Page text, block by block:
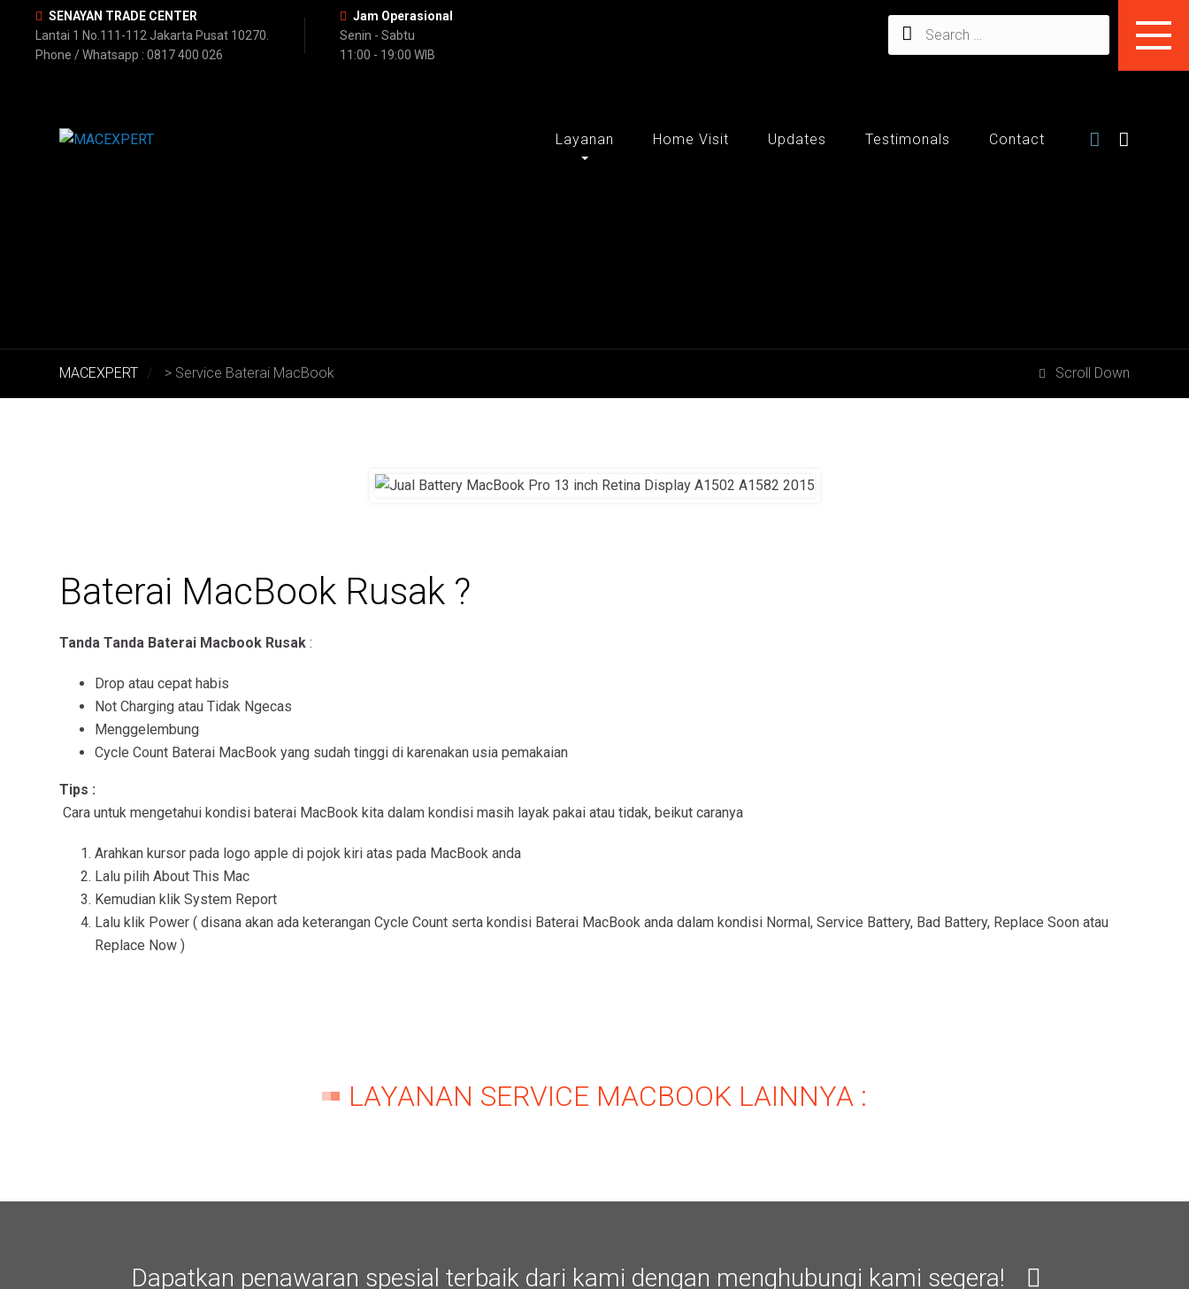
SENAYAN TRADE CENTER
Lantai 1 No.111-112 Jakarta Pusat 10270.
Phone / Whatsapp : 0817 400 026
Jam Operasional
Senin - Sabtu
11:00 - 19:00 WIB
Layanan Home Visit Updates Testimonals Contact
Scroll Down
MACEXPERT > Service Baterai MacBook
Baterai MacBook Rusak ?
Tanda Tanda Baterai Macbook Rusak :
Drop atau cepat habis
Not Charging atau Tidak Ngecas
Menggelembung
Cycle Count Baterai MacBook yang sudah tinggi di karenakan usia pemakaian
Tips :
Cara untuk mengetahui kondisi baterai MacBook kita dalam kondisi masih layak pakai atau tidak, beikut caranya
Arahkan kursor pada logo apple di pojok kiri atas pada MacBook anda
Lalu pilih About This Mac
Kemudian klik System Report
Lalu klik Power ( disana akan ada keterangan Cycle Count serta kondisi Baterai MacBook anda dalam kondisi Normal, Service Battery, Bad Battery, Replace Soon atau
Replace Now )
LAYANAN SERVICE MACBOOK LAINNYA :
Dapatkan penawaran spesial terbaik dari kami dengan menghubungi kami segera!